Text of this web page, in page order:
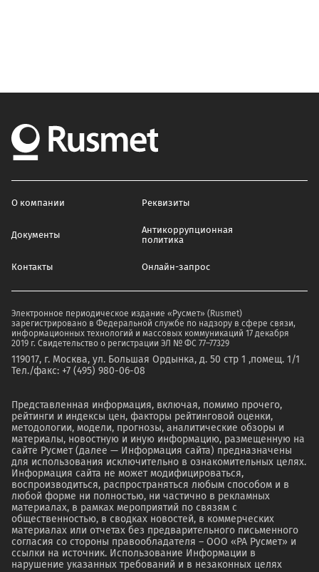
О компании Реквизиты
Документы
Антикоррупционная
политика
Контакты Онлайн-запрос
Электронное периодическое издание «Русмет» (Rusmet)
зарегистрировано в Федеральной службе по надзору в сфере связи,
информационных технологий и массовых коммуникаций 17 декабря
2019 г. Свидетельство о регистрации ЭЛ № ФС 77–77329
119017, г. Москва, ул. Большая Ордынка, д. 50 стр 1 ,помещ. 1/1
Тел./факс: +7 (495) 980-06-08
Представленная информация, включая, помимо прочего,
рейтинги и индексы цен, факторы рейтинговой оценки,
методологии, модели, прогнозы, аналитические обзоры и
материалы, новостную и иную информацию, размещенную на
сайте Русмет (далее — Информация сайта) предназначены
для использования исключительно в ознакомительных целях.
Информация сайта не может модифицироваться,
воспроизводиться, распространяться любым способом и в
любой форме ни полностью, ни частично в рекламных
материалах, в рамках мероприятий по связям с
общественностью, в сводках новостей, в коммерческих
материалах или отчетах без предварительного письменного
согласия со стороны правообладателя – ООО «РА Русмет» и
ссылки на источник. Использование Информации в
нарушение указанных требований и в незаконных целях